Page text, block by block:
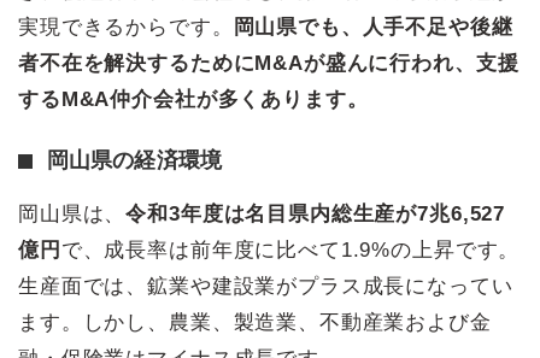
実現できるからです。
岡山県でも、人手不足や後継
者不在を解決するためにM&Aが盛んに行われ、支援
するM&A仲介会社が多くあります。
岡山県の経済環境
岡山県は、令和3年度は名目県内総生産が7兆6,527
億円 で、成長率は前年度に比べて1.9%の上昇です。
生産面では、鉱業や建設業がプラス成長になってい
ます。しかし、農業、製造業、不動産業および金